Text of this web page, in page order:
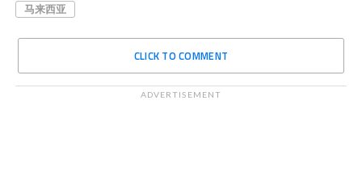
马来西亚
CLICK TO COMMENT
ADVERTISEMENT